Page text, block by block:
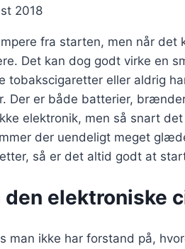
2018
fra starten, men når det
Det kan dog godt virke en
tobakscigaretter eller aldrig
Der er både batterier,
elektronik, men så snart
der uendeligt meget
så er det altid godt at
den elektroniske
man ikke har forstand på,